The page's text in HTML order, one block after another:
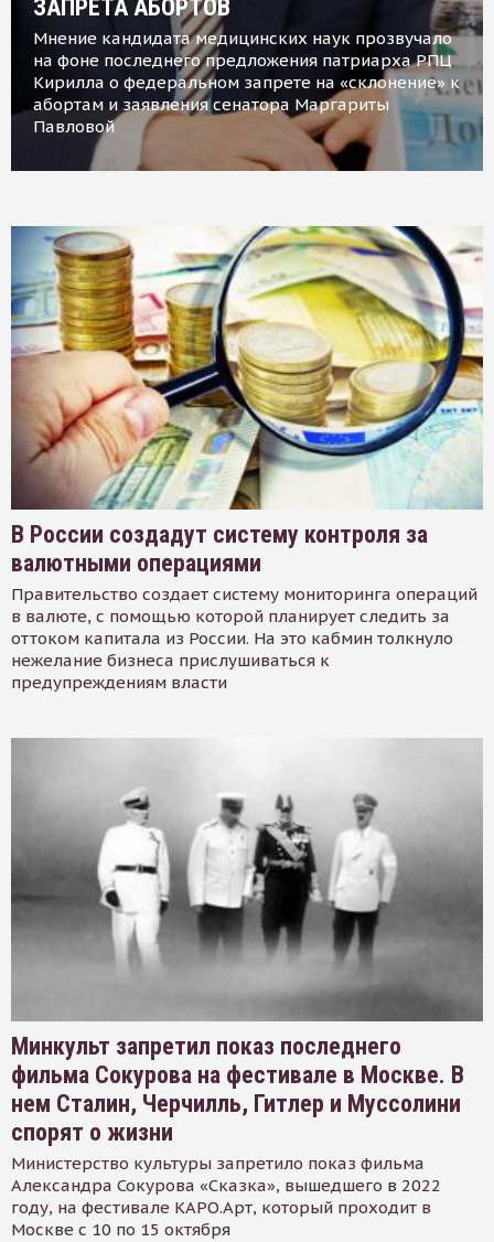
ЗАПРЕТА АБОРТОВ
Мнение кандидата медицинских наук прозвучало
на фоне последнего предложения патриарха РПЦ
Кирилла о федеральном запрете на «склонение» к
абортам и заявления сенатора Маргариты
Павловой
В России создадут систему контроля за
валютными операциями
Правительство создает систему мониторинга операций
в валюте, с помощью которой планирует следить за
оттоком капитала из России. На это кабмин толкнуло
нежелание бизнеса прислушиваться к
предупреждениям власти
Минкульт запретил показ последнего
фильма Сокурова на фестивале в Москве. В
нем Сталин, Черчилль, Гитлер и Муссолини
спорят о жизни
Министерство культуры запретило показ фильма
Александра Сокурова «Сказка», вышедшего в 2022
году, на фестивале КАРО.Арт, который проходит в
Москве с 10 по 15 октября